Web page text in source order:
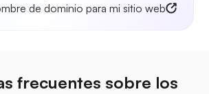
de dominio para mi sitio web
frecuentes sobre los